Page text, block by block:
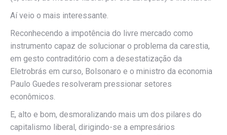
Aí veio o mais interessante.
Reconhecendo a impotência do livre mercado como
instrumento capaz de solucionar o problema da carestia,
em gesto contraditório com a desestatização da
Eletrobrás em curso, Bolsonaro e o ministro da economia
Paulo Guedes resolveram pressionar setores
econômicos.
E, alto e bom, desmoralizando mais um dos pilares do
capitalismo liberal, dirigindo-se a empresários